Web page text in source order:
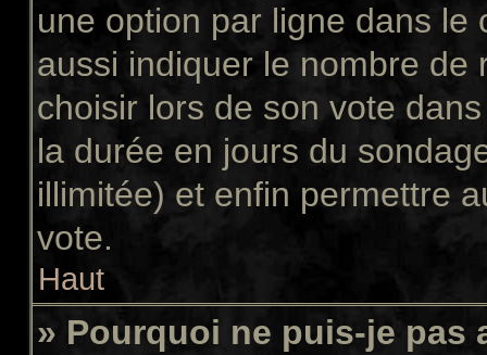
une option par ligne dans le
aussi indiquer le nombre de
choisir lors de son vote
la durée en jours du
illimitée) et enfin permettre
vote.
Haut
» Pourquoi ne puis-je pas